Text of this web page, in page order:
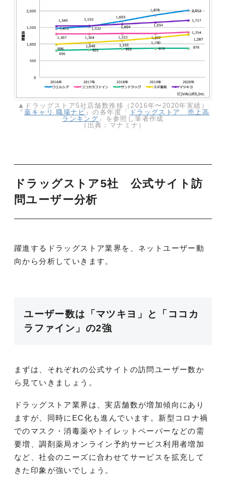
▲ドラッグストア5社店舗数推移（2016年〜2020年実績）
『 薬キャリ 職場ナビ 』の各年度「 ドラッグストア 売上高
ランキング 」を参照し筆者作成
（出典：マナミナ）
ドラッグストア5社 公式サイト訪
問ユーザー分析
躍進するドラッグストア業界を、ネットユーザー動
向から分析していきます。
ユーザー数は「マツキヨ」と「ココカ
ラファイン」の2強
まずは、それぞれの公式サイトの訪問ユーザー数か
ら見ていきましょう。
ドラッグストア業界は、実店舗数が増加傾向にあり
ますが、同時にEC化も進んでいます。新型コロナ禍
でのマスク・消毒薬やトイレットペーパーなどの需
要増、調剤薬局オンライン予約サービス利用者増加
など、社会のニーズに合わせてサービスを拡充して
きた印象が強いでしょう。